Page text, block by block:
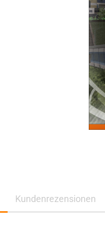
Kundenrezensionen